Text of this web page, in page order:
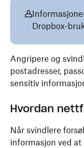
Dropbox-
Angripere og
postadresser,
sensitiv
Hvordan
Når svindlere
informasjon ved